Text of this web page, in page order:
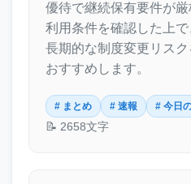
優待で継続保有要件が
利用条件を確認した上
長期的な制度変更リス
おすすめします。
# まとめ # 速報 # 今日
📝 2658文字